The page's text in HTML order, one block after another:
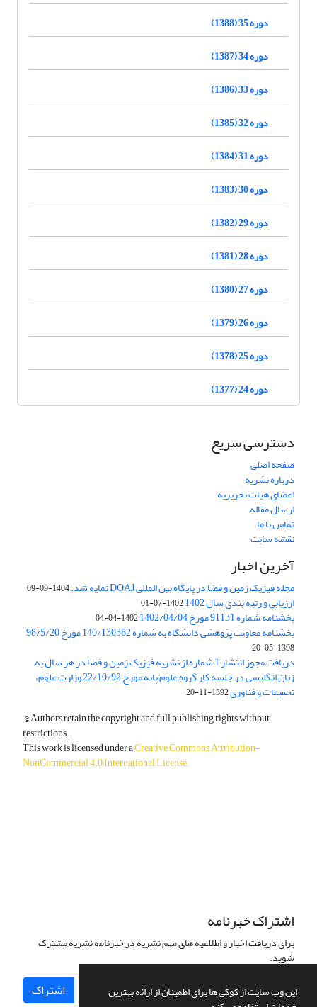
این وب سایت از کوکی ها برای اطمینان از ارائه بهترین
دوره 35 (1388)
دوره 34 (1387)
دوره 33 (1386)
دوره 32 (1385)
دوره 31 (1384)
دوره 30 (1383)
دوره 29 (1382)
دوره 28 (1381)
دوره 27 (1380)
دوره 26 (1379)
دوره 25 (1378)
دوره 24 (1377)
دسترسی سریع
صفحه اصلی
درباره نشریه
اعضای هیات تحریریه
ارسال مقاله
تماس با ما
نقشه سایت
آخرین اخبار
مجله فیزیک زمین و فضا در پایگاه بین المللی DOAJ نمایه شد. 1404-09-09
ارزیابی و رتبه بندی سال 1402 1402-07-01
بخشنامه شماره 91131 مورخ 1402/04/04 1402-04-04
بخشنامه معاونت پژوهشی دانشگاه به شماره 140/130382 مورخ 98/5/20
1398-05-20
دریافت مجوز انتشار 1 شماره از نشریه فیزیک زمین و فضا در هر سال به
زبان انگلیسی در جلسه کار گروه علوم پایه مورخ 22/10/92 وزارت علوم،
تحقیقات و فناوری1392-11-20
© Authors retain the copyright and full publishing rights without
restrictions.
This work is licensed under aCreative Commons Attribution-
NonCommercial 4.0 International License.
اشتراک خبرنامه
برای دریافت اخبار و اطلاعیه های مهم نشریه در خبرنامه نشریه مشترک
شوید.
اشتراک